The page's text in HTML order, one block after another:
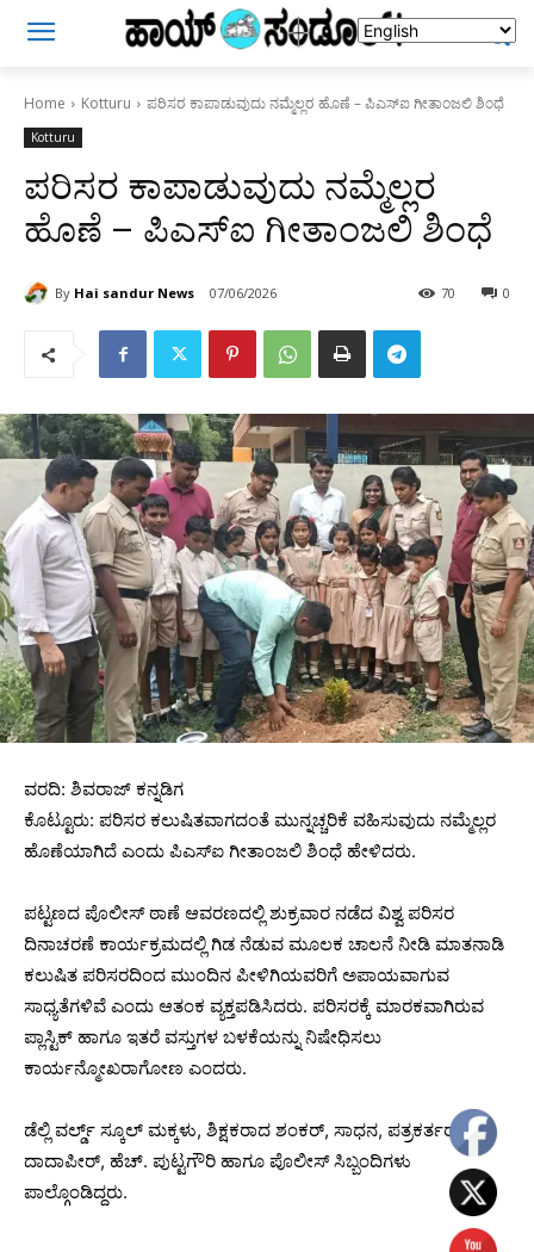
Home Kotturu ಪರಿಸರ ಕಾಪಾಡುವುದು ನಮ್ಮೆಲ್ಲರ ಹೊಣೆ – ಪಿಎಸ್ಐ ಗೀತಾಂಜಲಿ ಶಿಂಧೆ
Kotturu
ಪರಿಸರ ಕಾಪಾಡುವುದು ನಮ್ಮೆಲ್ಲರ
ಹೊಣೆ – ಪಿಎಸ್ಐ ಗೀತಾಂಜಲಿ ಶಿಂಧೆ
By Hai sandur News 07/06/2026 0
70
ವರದಿ: ಶಿವರಾಜ್ ಕನ್ನಡಿಗ
ಕೊಟ್ಟೂರು: ಪರಿಸರ ಕಲುಷಿತವಾಗದಂತೆ ಮುನ್ನಚ್ಚರಿಕೆ ವಹಿಸುವುದು ನಮ್ಮೆಲ್ಲರ
ಹೊಣೆಯಾಗಿದೆ ಎಂದು ಪಿಎಸ್ಐ ಗೀತಾಂಜಲಿ ಶಿಂಧೆ ಹೇಳಿದರು.
ಪಟ್ಟಣದ ಪೊಲೀಸ್ ಠಾಣೆ ಆವರಣದಲ್ಲಿ ಶುಕ್ರವಾರ ನಡೆದ ವಿಶ್ವ ಪರಿಸರ
ದಿನಾಚರಣೆ ಕಾರ್ಯಕ್ರಮದಲ್ಲಿ ಗಿಡ ನೆಡುವ ಮೂಲಕ ಚಾಲನೆ ನೀಡಿ ಮಾತನಾಡಿ
ಕಲುಷಿತ ಪರಿಸರದಿಂದ ಮುಂದಿನ ಪೀಳಿಗಿಯವರಿಗೆ ಅಪಾಯವಾಗುವ
ಸಾಧ್ಯತೆಗಳಿವೆ ಎಂದು ಆತಂಕ ವ್ಯಕ್ತಪಡಿಸಿದರು. ಪರಿಸರಕ್ಕೆ ಮಾರಕವಾಗಿರುವ
ಪ್ಲಾಸ್ಟಿಕ್ ಹಾಗೂ ಇತರೆ ವಸ್ತುಗಳ ಬಳಕೆಯನ್ನು ನಿಷೇಧಿಸಲು
ಕಾರ್ಯನ್ಮೋಖರಾಗೋಣ ಎಂದರು.
ಡೆಲ್ಲಿ ವರ್ಲ್ಡ್ ಸ್ಕೂಲ್ ಮಕ್ಕಳು, ಶಿಕ್ಷಕರಾದ ಶಂಕರ್, ಸಾಧನ, ಪತ್ರಕರ್ತರು
ದಾದಾಪೀರ್, ಹೆಚ್. ಪುಟ್ಟಗೌರಿ ಹಾಗೂ ಪೊಲೀಸ್ ಸಿಬ್ಬಂದಿಗಳು
ಪಾಲ್ಗೊಂಡಿದ್ದರು.